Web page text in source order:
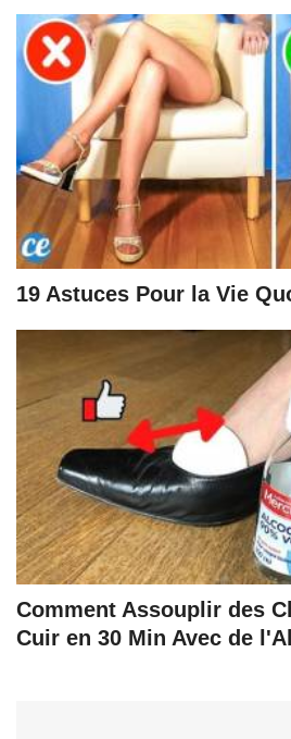
19 Astuces Pour la Vie
Comment Assouplir des
Cuir en 30 Min Avec de